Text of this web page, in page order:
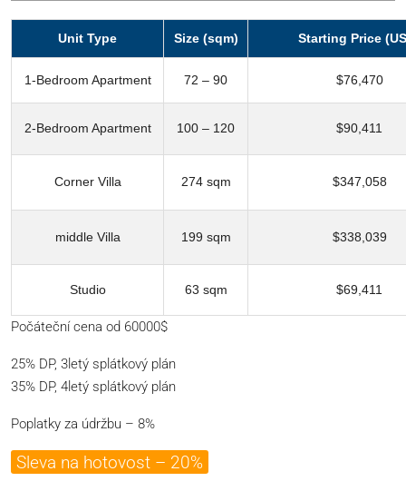
Unit Type Size (sqm) Starting Price
1-Bedroom Apartment 72 – 90 $76,470
2-Bedroom Apartment 100 – 120 $90,411
Corner Villa 274 sqm $347,058
middle Villa 199 sqm $338,039
Studio 63 sqm $69,411
Počáteční cena od 60000$
25% DP, 3letý splátkový plán
35% DP, 4letý splátkový plán
Poplatky za údržbu – 8%
Sleva na hotovost – 20%